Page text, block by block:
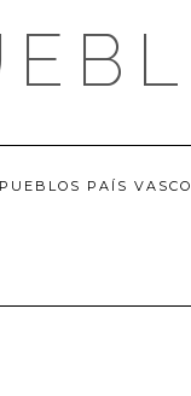
PUEBLOS PAÍS VASCO